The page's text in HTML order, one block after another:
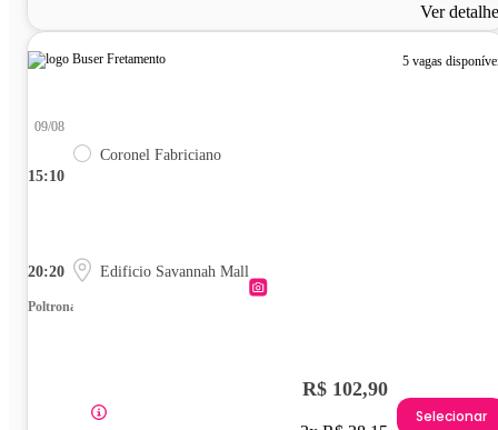
Ver
5 vagas
15:10
09/08
Coronel Fabriciano
20:20 Edificio Savannah Mall
Poltrona
R$ 102,90
Selecionar